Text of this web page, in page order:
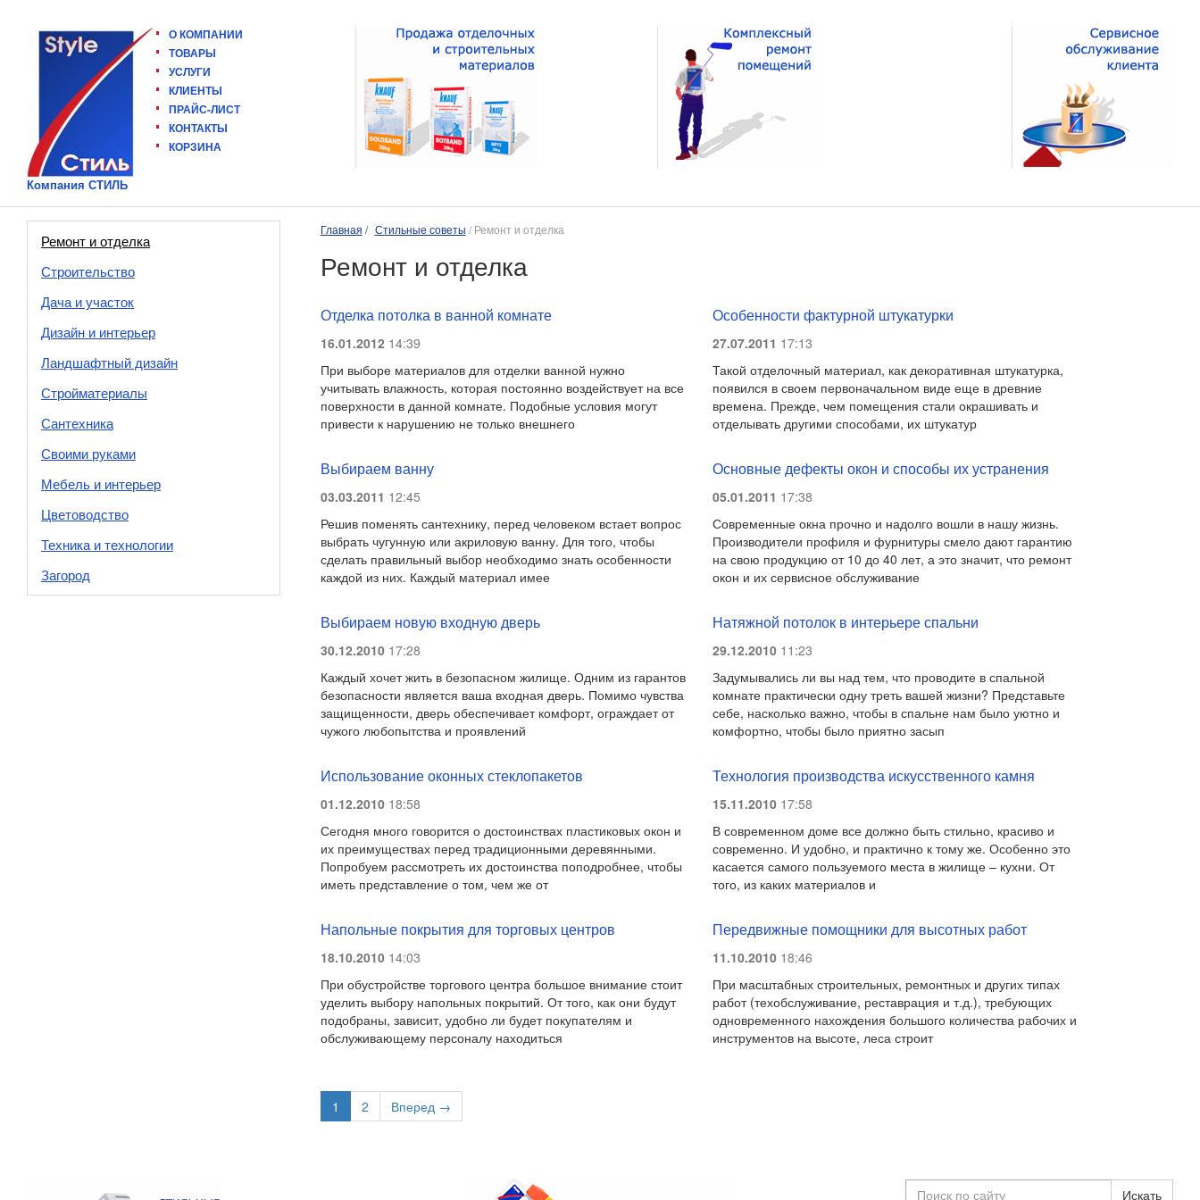
Компания СТИЛЬ
О КОМПАНИИ
ТОВАРЫ
УСЛУГИ
КЛИЕНТЫ
ПРАЙС-ЛИСТ
КОНТАКТЫ
КОРЗИНА
Ремонт и отделка
Строительство
Дача и участок
Дизайн и интерьер
Ландшафтный дизайн
Стройматериалы
Сантехника
Своими руками
Мебель и интерьер
Цветоводство
Техника и технологии
Загород
Главная Стильные советы / Ремонт и отделка
Ремонт и отделка
Отделка потолка в ванной комнате
16.01.2012 14:39
При выборе материалов для отделки ванной нужно
учитывать влажность, которая постоянно воздействует на все
поверхности в данной комнате. Подобные условия могут
привести к нарушению не только внешнего
Особенности фактурной штукатурки
27.07.2011 17:13
Такой отделочный материал, как декоративная штукатурка,
появился в своем первоначальном виде еще в древние
времена. Прежде, чем помещения стали окрашивать и
отделывать другими способами, их штукатур
Выбираем ванну
03.03.2011 12:45
Решив поменять сантехнику, перед человеком встает вопрос
выбрать чугунную или акриловую ванну. Для того, чтобы
сделать правильный выбор необходимо знать особенности
каждой из них. Каждый материал имее
Основные дефекты окон и способы их устранения
05.01.2011 17:38
Современные окна прочно и надолго вошли в нашу жизнь.
Производители профиля и фурнитуры смело дают гарантию
на свою продукцию от 10 до 40 лет, а это значит, что ремонт
окон и их сервисное обслуживание
Выбираем новую входную дверь
30.12.201017:28
Каждый хочет жить в безопасном жилище. Одним из гарантов
безопасности является ваша входная дверь. Помимо чувства
защищенности, дверь обеспечивает комфорт, ограждает от
чужого любопытства и проявлений
Натяжной потолок в интерьере спальни
29.12.201011:23
Задумывались ли вы над тем, что проводите в спальной
комнате практически одну треть вашей жизни? Представьте
себе, насколько важно, чтобы в спальне нам было уютно и
комфортно, чтобы было приятно засып
Использование оконных стеклопакетов
01.12.201018:58
Сегодня много говорится о достоинствах пластиковых окон и
их преимуществах перед традиционными деревянными.
Попробуем рассмотреть их достоинства поподробнее, чтобы
иметь представление о том, чем же от
Технология производства искусственного камня
15.11.201017:58
В современном доме все должно быть стильно, красиво и
современно. И удобно, и практично к тому же. Особенно это
касается самого пользуемого места в жилище – кухни. От
того, из каких материалов и
Напольные покрытия для торговых центров
18.10.201014:03
При обустройстве торгового центра большое внимание стоит
уделить выбору напольных покрытий. От того, как они будут
подобраны, зависит, удобно ли будет покупателям и
обслуживающему персоналу находиться
Передвижные помощники для высотных работ
11.10.201018:46
При масштабных строительных, ремонтных и других типах
работ (техобслуживание, реставрация и т.д.), требующих
одновременного нахождения большого количества рабочих и
инструментов на высоте, леса строит
1 2 Вперед →